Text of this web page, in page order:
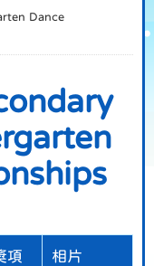
Dance
項 相片